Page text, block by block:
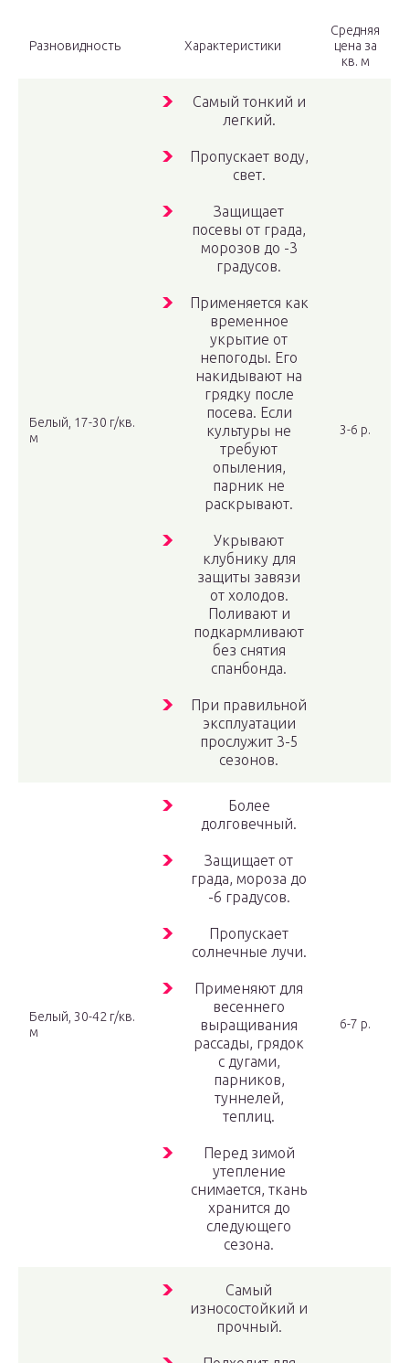
Разновидность Характеристики
Средняя
цена за
кв. м
Белый, 17-30 г/кв.
м
Самый тонкий и
легкий.
Пропускает воду,
свет.
Защищает
посевы от града,
морозов до -3
градусов.
Применяется как
временное
укрытие от
непогоды. Его
накидывают на
грядку после
посева. Если
культуры не
требуют
опыления,
парник не
раскрывают.
Укрывают
клубнику для
защиты завязи
от холодов.
Поливают и
подкармливают
без снятия
спанбонда.
При правильной
эксплуатации
прослужит 3-5
сезонов.
3-6 р.
Белый, 30-42 г/кв.
м
Более
долговечный.
Защищает от
града, мороза до
-6 градусов.
Пропускает
солнечные лучи.
Применяют для
весеннего
выращивания
рассады, грядок
с дугами,
парников,
туннелей,
теплиц.
Перед зимой
утепление
снимается, ткань
хранится до
следующего
сезона.
6-7 р.
Самый
износостойкий и
прочный.